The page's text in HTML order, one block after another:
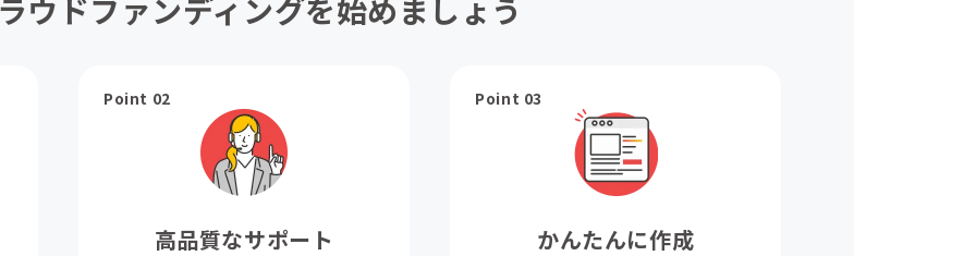
ウドファンディングを始めましょう
Point 02
高品質なサポート
Point 03
かんたんに作成